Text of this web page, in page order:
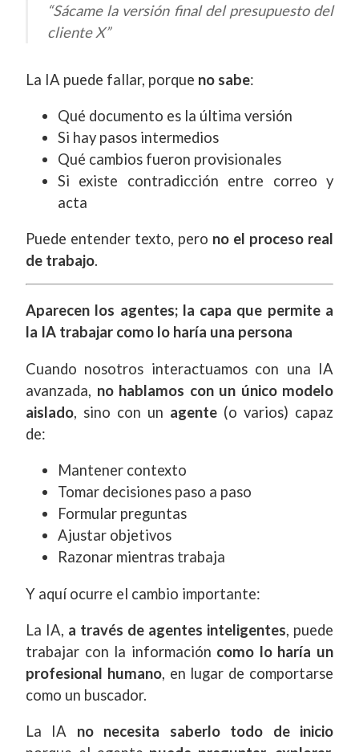
“Sácame la versión final del presupuesto del
cliente X”
La IA puede fallar, porque no sabe:
Qué documento es la última versión
Si hay pasos intermedios
Qué cambios fueron provisionales
Si existe contradicción entre correo y
acta
Puede entender texto, pero no el proceso real
de trabajo.
Aparecen los agentes; la capa que permite a
la IA trabajar como lo haría una persona
Cuando nosotros interactuamos con una IA
avanzada, no hablamos con un único modelo
aislado, sino con un agente (o varios) capaz
de:
Mantener contexto
Tomar decisiones paso a paso
Formular preguntas
Ajustar objetivos
Razonar mientras trabaja
Y aquí ocurre el cambio importante:
La IA, a través de agentes inteligentes, puede
trabajar con la información como lo haría un
profesional humano, en lugar de comportarse
como un buscador.
La IA no necesita saberlo todo de inicio